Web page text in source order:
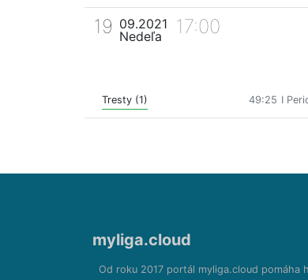
19 09.2021
Nedeľa
17:00
Tresty (1) 49:25 I
myliga.cloud
Od roku 2017 portál myliga.cloud pomáha